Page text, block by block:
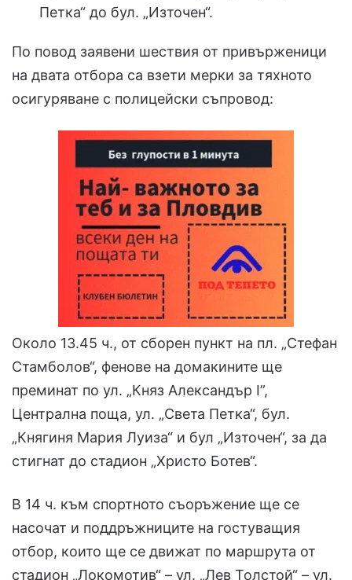
Петка“ до бул. „Източен“.
По повод заявени шествия от привърженици
на двата отбора са взети мерки за тяхното
осигуряване с полицейски съпровод:
Около 13.45 ч., от сборен пункт на пл. „Стефан
Стамболов“, фенове на домакините ще
преминат по ул. „Княз Александър I”,
Централна поща, ул. „Света Петка“, бул.
„Княгиня Мария Луиза“ и бул „Източен“, за да
стигнат до стадион „Христо Ботев“.
В 14 ч. към спортното съоръжение ще се
насочат и поддръжниците на гостуващия
отбор, които ще се движат по маршрута от
стадион „Локомотив“ – ул. „Лев Толстой“ – ул.